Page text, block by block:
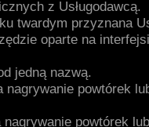
z Usługodawcą.
twardym przyznana
oparte na
jedną nazwą.
nagrywanie powtórek
nagrywanie powtórek